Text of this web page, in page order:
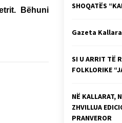
Faksimilet e një 83
04/10/2025
Gazeta Kallarati nr.
06/02/2025
Bëhuni
SHOQATËS
Gazeta
SI U ARRIT TË
FOLKLORIKE
NË KALLARAT,
ZHVILLUA
PRANVEROR